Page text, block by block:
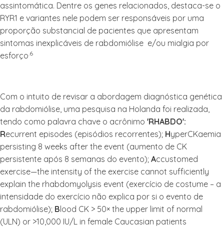
assintomática. Dentre os genes relacionados, destaca-se o
RYR1 e variantes nele podem ser responsáveis ​​por uma
proporção substancial de pacientes que apresentam
sintomas inexplicáveis de rabdomiólise e/ou mialgia por
esforço.6
Com o intuito de revisar a abordagem diagnóstica genética
da rabdomiólise, uma pesquisa na Holanda foi realizada,
tendo como palavra chave o acrônimo 'RHABDO':
Recurrent episodes (episódios recorrentes); HyperCKaemia
persisting 8 weeks after the event (aumento de CK
persistente após 8 semanas do evento); Accustomed
exercise—the intensity of the exercise cannot sufficiently
explain the rhabdomyolysis event (exercício de costume – a
intensidade do exercício não explica por si o evento de
rabdomiólise); Blood CK > 50× the upper limit of normal
(ULN) or >10,000 IU/L in female Caucasian patients